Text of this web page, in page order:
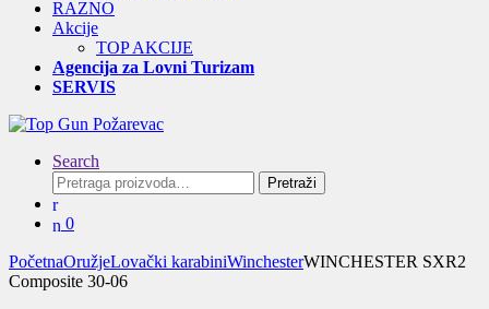
RAZNO
Akcije
TOP AKCIJE
Agencija za Lovni Turizam
SERVIS
Search
Pretraga
za:
Pretraži
0
PočetnaOružjeLovački karabiniWinchesterWINCHESTER SXR2
Composite 30-06